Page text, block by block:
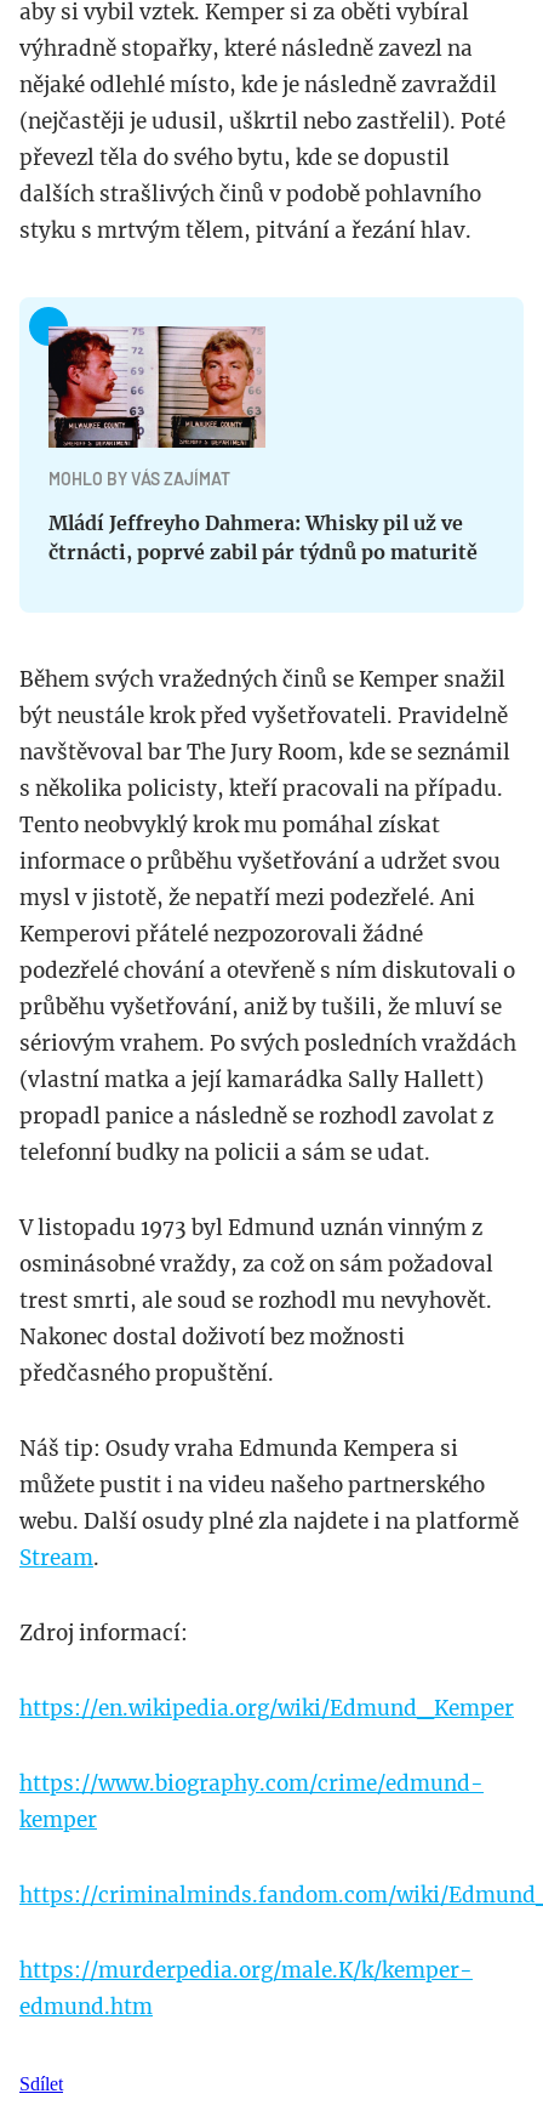
aby si vybil vztek. Kemper si za oběti vybíral
výhradně stopařky, které následně zavezl na
nějaké odlehlé místo, kde je následně zavraždil
(nejčastěji je udusil, uškrtil nebo zastřelil). Poté
převezl těla do svého bytu, kde se dopustil
dalších strašlivých činů v podobě pohlavního
styku s mrtvým tělem, pitvání a řezání hlav.
MOHLO BY VÁS ZAJÍMAT
Mládí Jeffreyho Dahmera: Whisky pil už ve
čtrnácti, poprvé zabil pár týdnů po maturitě
Během svých vražedných činů se Kemper snažil
být neustále krok před vyšetřovateli. Pravidelně
navštěvoval bar The Jury Room, kde se seznámil
s několika policisty, kteří pracovali na případu.
Tento neobvyklý krok mu pomáhal získat
informace o průběhu vyšetřování a udržet svou
mysl v jistotě, že nepatří mezi podezřelé. Ani
Kemperovi přátelé nezpozorovali žádné
podezřelé chování a otevřeně s ním diskutovali o
průběhu vyšetřování, aniž by tušili, že mluví se
sériovým vrahem. Po svých posledních vraždách
(vlastní matka a její kamarádka Sally Hallett)
propadl panice a následně se rozhodl zavolat z
telefonní budky na policii a sám se udat.
V listopadu 1973 byl Edmund uznán vinným z
osminásobné vraždy, za což on sám požadoval
trest smrti, ale soud se rozhodl mu nevyhovět.
Nakonec dostal doživotí bez možnosti
předčasného propuštění.
Náš tip: Osudy vraha Edmunda Kempera si
můžete pustit i na videu našeho partnerského
webu. Další osudy plné zla najdete i na platformě
Stream.
Zdroj informací:
https://en.wikipedia.org/wiki/Edmund_Kemper
https://www.biography.com/crime/edmund-
kemper
https://criminalminds.fandom.com/wiki/
https://murderpedia.org/male.K/k/kemper-
edmund.htm
Sdílet